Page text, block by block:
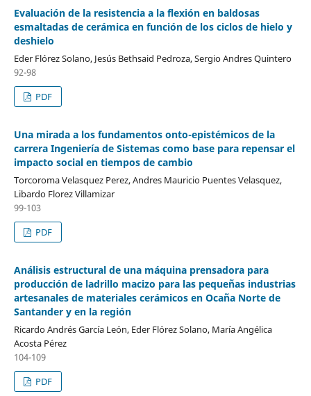
Evaluación de la resistencia a la flexión en baldosas
esmaltadas de cerámica en función de los ciclos de hielo y
deshielo
Eder Flórez Solano, Jesús Bethsaid Pedroza, Sergio Andres Quintero
92-98
PDF
Una mirada a los fundamentos onto-epistémicos de la
carrera Ingeniería de Sistemas como base para repensar el
impacto social en tiempos de cambio
Torcoroma Velasquez Perez, Andres Mauricio Puentes Velasquez,
Libardo Florez Villamizar
99-103
PDF
Análisis estructural de una máquina prensadora para
producción de ladrillo macizo para las pequeñas industrias
artesanales de materiales cerámicos en Ocaña Norte de
Santander y en la región
Ricardo Andrés García León, Eder Flórez Solano, María Angélica
Acosta Pérez
104-109
PDF